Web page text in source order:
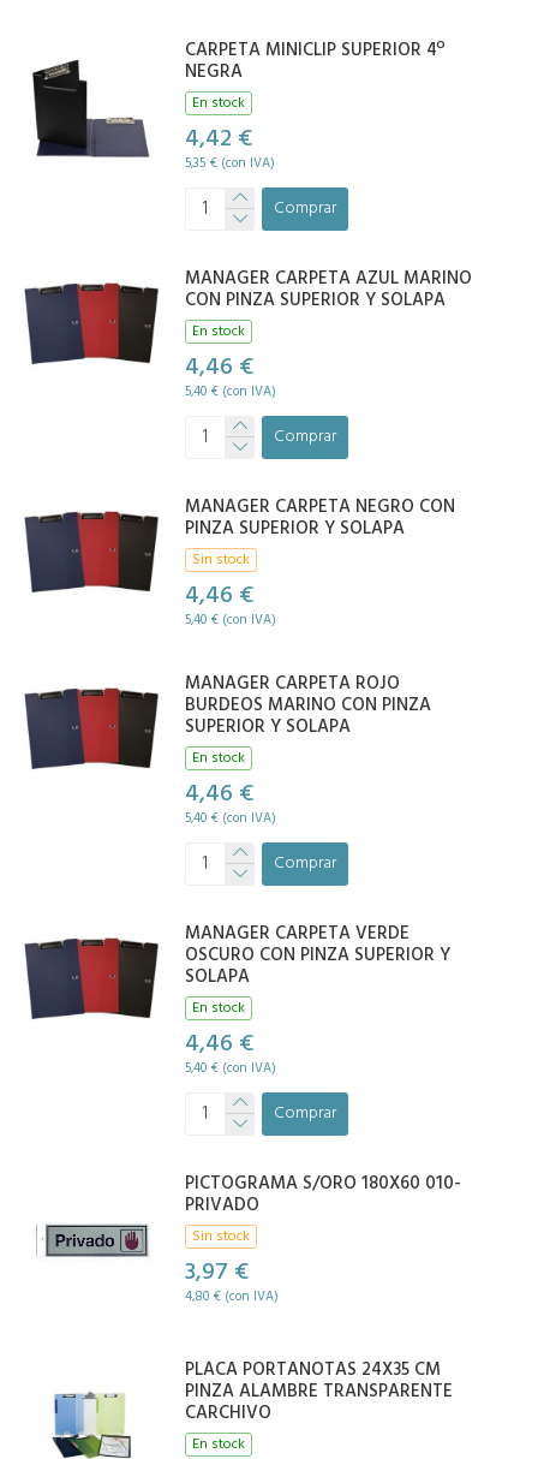
CARPETA MINICLIP SUPERIOR 4º
NEGRA
En stock
4,42 €
5,35 € (con IVA)
Comprar
MANAGER CARPETA AZUL MARINO
CON PINZA SUPERIOR Y SOLAPA
En stock
4,46 €
5,40 € (con IVA)
Comprar
MANAGER CARPETA NEGRO CON
PINZA SUPERIOR Y SOLAPA
Sin stock
4,46 €
5,40 € (con IVA)
MANAGER CARPETA ROJO
BURDEOS MARINO CON PINZA
SUPERIOR Y SOLAPA
En stock
4,46 €
5,40 € (con IVA)
Comprar
MANAGER CARPETA VERDE
OSCURO CON PINZA SUPERIOR Y
SOLAPA
En stock
4,46 €
5,40 € (con IVA)
Comprar
PICTOGRAMA S/ORO 180X60 010-
PRIVADO
Sin stock
3,97 €
4,80 € (con IVA)
PLACA PORTANOTAS 24X35 CM
PINZA ALAMBRE TRANSPARENTE
CARCHIVO
En stock